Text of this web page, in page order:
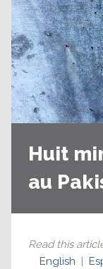
Huit
au
Read this
English